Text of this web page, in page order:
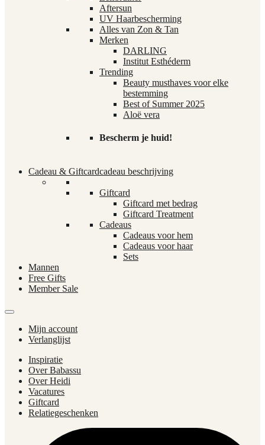
Aftersun
UV Haarbescherming
Alles van Zon & Tan
Merken
DARLING
Institut Esthéderm
Trending
Beauty musthaves voor elke
bestemming
Best of Summer 2025
Aloë vera
Bescherm je huid!
Cadeau & Giftcardcadeau beschrijving
Giftcard
Giftcard met bedrag
Giftcard Treatment
Cadeaus
Cadeaus voor hem
Cadeaus voor haar
Sets
Mannen
Free Gifts
Member Sale
Mijn account
Verlanglijst
Inspiratie
Over Babassu
Over Heidi
Vacatures
Giftcard
Relatiegeschenken